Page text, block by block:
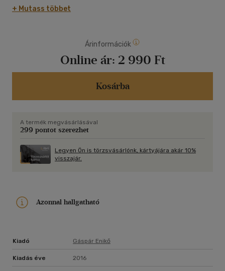
történeteket mesél Sahriár királynak, akkor az kíváncsiságból
megkíméli az életét, legalább a következő estéig. Csupán
ezeregy éjszakán át szóltak, míg végül meglágyították és
meggyógyították a sértett király szívét.
+ Mutass többet
Árinformációk
Online ár: 2 990 Ft
Kosárba
A termék megvásárlásával
299 pontot szerezhet
Legyen Ön is törzsvásárlónk, kártyájára akár 10%
visszajár.
Azonnal hallgatható
Kiadó Gáspár Enikő
Kiadás éve 2016